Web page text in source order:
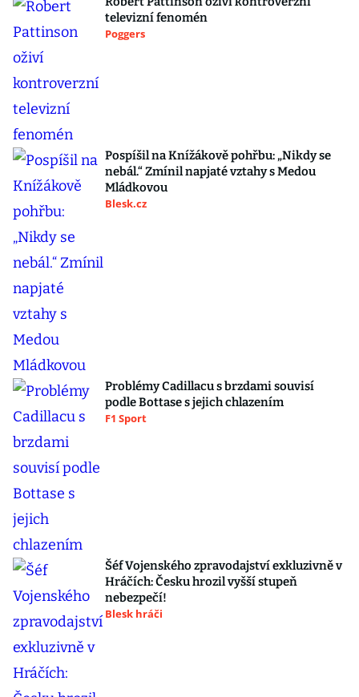
televizní fenomén
Poggers
Pospíšil na Knížákově pohřbu: „Nikdy se
nebál.“ Zmínil napjaté vztahy s Medou
Mládkovou
Blesk.cz
Problémy Cadillacu s brzdami souvisí
podle Bottase s jejich chlazením
F1 Sport
Šéf Vojenského zpravodajství exkluzivně v
Hráčích: Česku hrozil vyšší stupeň
nebezpečí!
Blesk hráči